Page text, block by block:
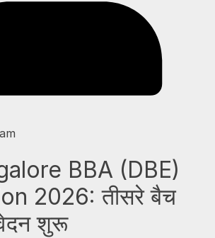
BBA (DBE)
2026: तीसरे बैच
शुरू